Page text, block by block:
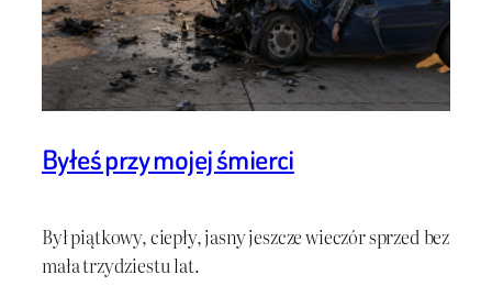
Byłeś przy mojej śmierci
Był piątkowy, ciepły, jasny jeszcze wieczór sprzed bez
mała trzydziestu lat.